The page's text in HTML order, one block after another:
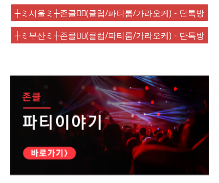
┼ミ서울ミ┼존클❤️‍🔥(클럽/파티룸/가라오케) - 단톡방
┼ミ부산ミ┼존클❤️‍🔥(클럽/파티룸/가라오케) - 단톡방